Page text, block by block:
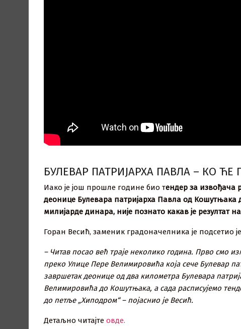
БУЛЕВАР ПАТРИЈАРХА ПАВЛА – КО
Иако је још прошле године био тендер за извођача
деонице Булевара патријарха Павла од
милијарде динара, није познато какав је резултат
Горан Весић, заменик градоначелника је подсетио
– Читав посао већ траје неколико година. Прво смо
преко Улице Пере Велимировића која сече Булевар
завршетак деонице од два километра Булевара
Велимировића до Кошутњака, а сада расписујемо
до петље „Хиподром“ – појаснио је Весић.
Детаљно читајте овде.